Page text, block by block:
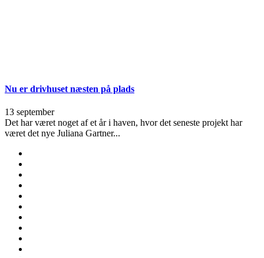
Nu er drivhuset næsten på plads
13 september
Det har været noget af et år i haven, hvor det seneste projekt har
været det nye Juliana Gartner...